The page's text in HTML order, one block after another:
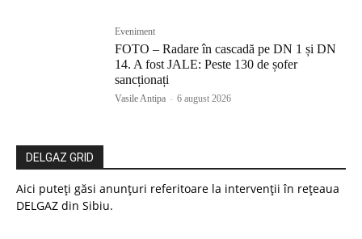
Eveniment
FOTO – Radare în cascadă pe DN 1 și DN
14. A fost JALE: Peste 130 de șofer
sancționați
Vasile Antipa - 6 august 2026
DELGAZ GRID
Aici puteți găsi anunțuri referitoare la intervenții în rețeaua
DELGAZ din Sibiu.